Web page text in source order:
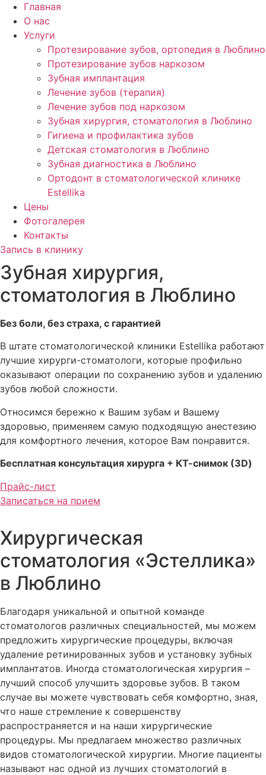
Главная
О нас
Услуги
Протезирование зубов, ортопедия в Люблино
Протезирование зубов наркозом
Зубная имплантация
Лечение зубов (терапия)
Лечение зубов под наркозом
Зубная хирургия, стоматология в Люблино
Гигиена и профилактика зубов
Детская стоматология в Люблино
Зубная диагностика в Люблино
Ортодонт в стоматологической клинике
Estellika
Цены
Фотогалерея
Контакты
Запись в клинику
Зубная хирургия,
стоматология в Люблино
Без боли, без страха, с гарантией
В штате стоматологической клиники Estellika работают
лучшие хирурги-стоматологи, которые профильно
оказывают операции по сохранению зубов и удалению
зубов любой сложности.
Относимся бережно к Вашим зубам и Вашему
здоровью, применяем самую подходящую анестезию
для комфортного лечения, которое Вам понравится.
Бесплатная консультация хирурга + КТ-снимок (3D)
Прайс-лист
Записаться на прием
Хирургическая
стоматология «Эстеллика»
в Люблино
Благодаря уникальной и опытной команде
стоматологов различных специальностей, мы можем
предложить хирургические процедуры, включая
удаление ретинированных зубов и установку зубных
имплантатов. Иногда стоматологическая хирургия –
лучший способ улучшить здоровье зубов. В таком
случае вы можете чувствовать себя комфортно, зная,
что наше стремление к совершенству
распространяется и на наши хирургические
процедуры. Мы предлагаем множество различных
видов стоматологической хирургии. Многие пациенты
называют нас одной из лучших стоматологий в